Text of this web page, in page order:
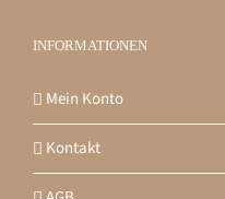
INFORMATIONEN
Mein Konto
Kontakt